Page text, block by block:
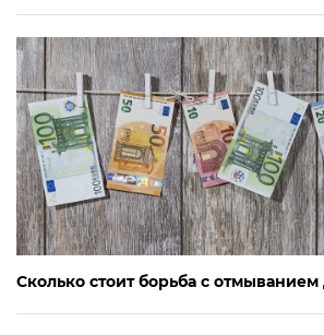
Сколько стоит борьба с